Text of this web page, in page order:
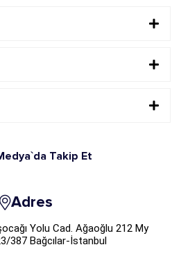
Takip Et
Adres
Yolu Cad. Ağaoğlu 212 My
387 Bağcılar-İstanbul